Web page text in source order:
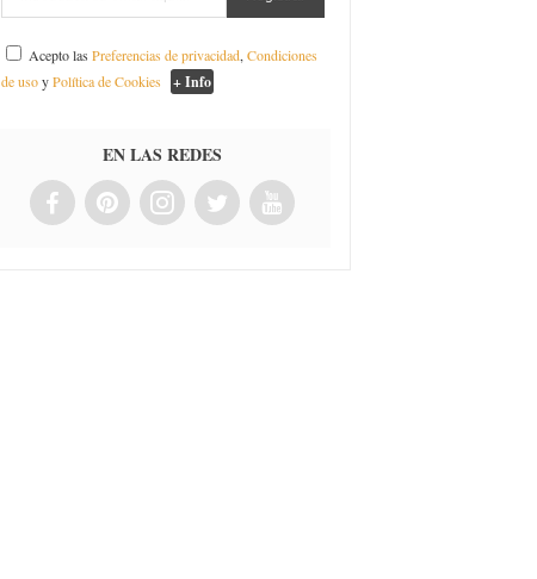
Acepto lasPreferencias de privacidad,Condiciones
de usoyPolítica de Cookies + Info
EN LAS REDES